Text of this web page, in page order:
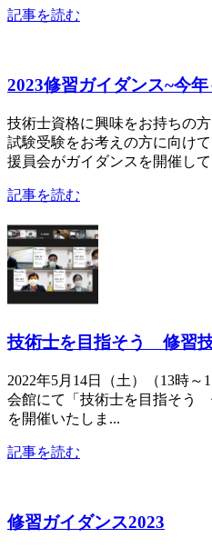
記事を読む
2023修習ガイダンス~今
技術士資格に興味をお持ちの
試験受験をお考えの方に向け
援員会がガイダンスを開催し
記事を読む
技術士を目指そう 修習
2022年5月14日（土）（13時～
会館にて「技術士を目指そう
を開催いたしま...
記事を読む
修習ガイダンス2023